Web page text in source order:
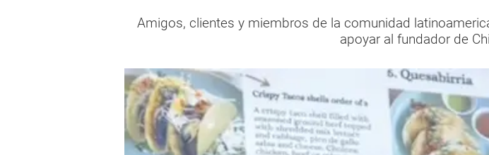
Amigos, clientes y miembros de la comunidad
apoyar al fundador de